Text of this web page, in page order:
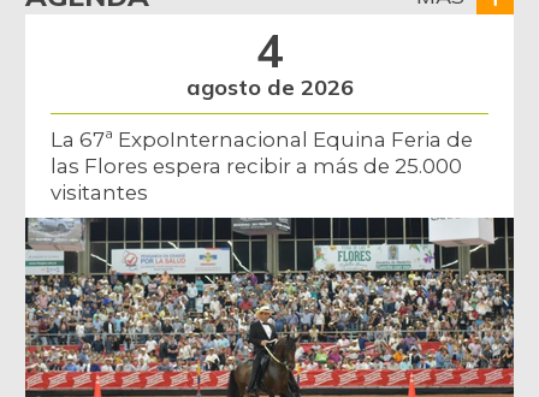
4
agosto de 2026
La 67ª ExpoInternacional Equina Feria de
las Flores espera recibir a más de 25.000
visitantes